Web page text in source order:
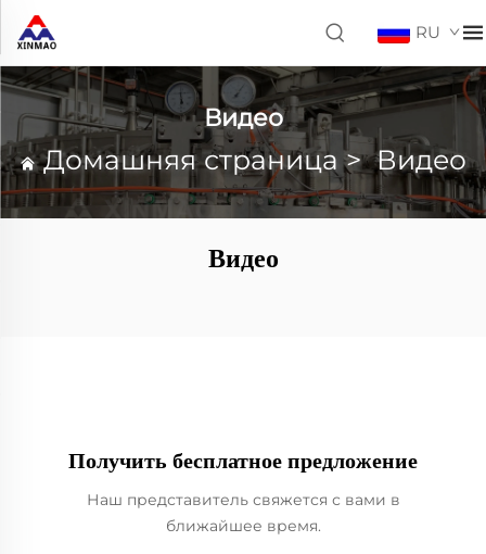
RU
Видео
Домашняя страница >Видео
Видео
Получить бесплатное предложение
Наш представитель свяжется с вами в
ближайшее время.